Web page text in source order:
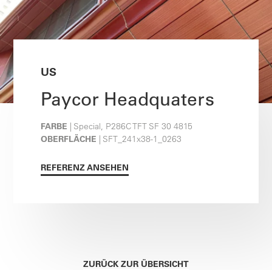
US
Paycor Headquaters
FARBE | Special, P286C TFT SF 30 4815
OBERFLÄCHE | SFT_241x38-1_0263
REFERENZ ANSEHEN
ZURÜCK ZUR ÜBERSICHT